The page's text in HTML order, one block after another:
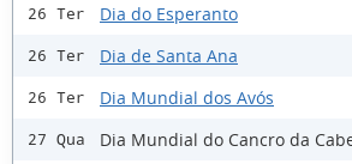
26 Ter Dia do Esperanto
26 Ter Dia de Santa Ana
26 Ter Dia Mundial dos Avós
27 Qua Dia Mundial do Cancro da